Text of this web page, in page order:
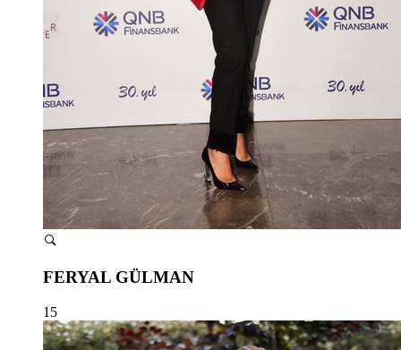
FERYAL GÜLMAN
15